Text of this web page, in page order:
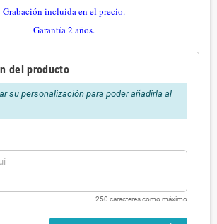
Grabación incluida en el precio.
Garantía 2 años.
del producto
su personalización para poder añadirla al
250 caracteres como máximo